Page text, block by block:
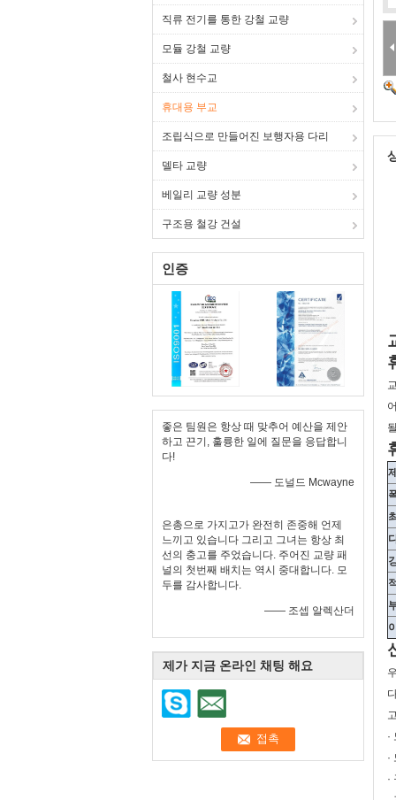
직류 전기를 통한 강철 교량
모듈 강철 교량
철사 현수교
휴대용 부교
조립식으로 만들어진 보행자용 다리
델타 교량
베일리 교량 성분
구조용 철강 건설
인증
좋은 팀원은 항상 때 맞추어 예산을 제안
하고 끈기, 훌륭한 일에 질문을 응답합니
다!
—— 도널드 Mcwayne
은총으로 가지고가 완전히 존중해 언제
느끼고 있습니다 그리고 그녀는 항상 최
선의 충고를 주었습니다. 주어진 교량 패
널의 첫번째 배치는 역시 중대합니다. 모
두를 감사합니다.
—— 조셉 알렉산더
제가 지금 온라인 채팅 해요
·
·
·